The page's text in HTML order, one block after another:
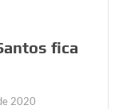
fica
2020